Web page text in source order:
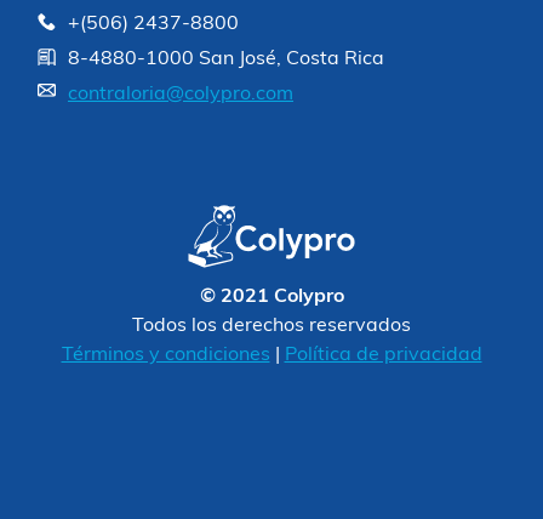
+(506) 2437-8800
8-4880-1000 San José, Costa Rica
contraloria@colypro.com
© 2021 Colypro
Todos los derechos reservados
Términos y condiciones
Política de privacidad